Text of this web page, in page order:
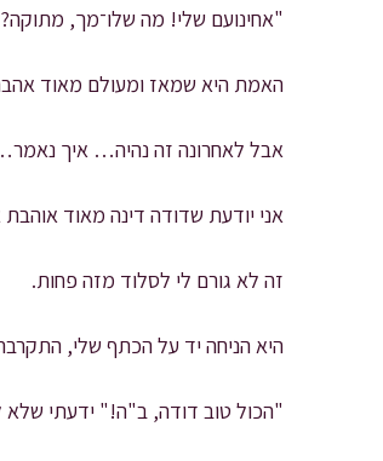
"אחינועם שלי! מה שלו־מך,
האמת היא שמאז ומעולם מאוד
אבל לאחרונה זה נהיה… איך
אני יודעת שדודה דינה מאוד
זה לא גורם לי לסלוד מזה פחות.
היא הניחה יד על הכתף שלי,
"הכול טוב דודה, ב"ה!" ידעתי שלא